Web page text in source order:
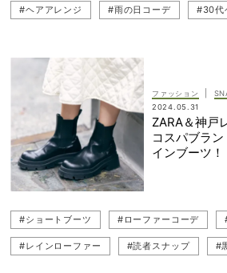
#ヘアアレンジ #雨の日コーデ #30代
ファッション
2024.05.31
ZARA＆神戸
コスパブラ
インブーツ！
#ショートブーツ #ローファーコーデ
#レインローファー #読者スナップ #